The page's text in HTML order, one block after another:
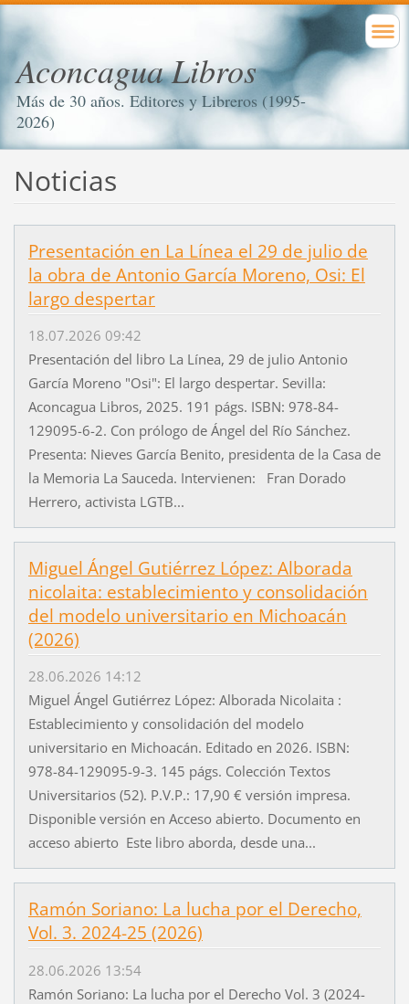
Aconcagua Libros
Más de 30 años. Editores y Libreros (1995-
2026)
Noticias
Presentación en La Línea el 29 de julio de
la obra de Antonio García Moreno, Osi: El
largo despertar
18.07.2026 09:42
Presentación del libro La Línea, 29 de julio Antonio
García Moreno "Osi": El largo despertar. Sevilla:
Aconcagua Libros, 2025. 191 págs. ISBN: 978-84-
129095-6-2. Con prólogo de Ángel del Río Sánchez.
Presenta: Nieves García Benito, presidenta de la Casa de
la Memoria La Sauceda. Intervienen: Fran Dorado
Herrero, activista LGTB...
Miguel Ángel Gutiérrez López: Alborada
nicolaita: establecimiento y consolidación
del modelo universitario en Michoacán
(2026)
28.06.2026 14:12
Miguel Ángel Gutiérrez López: Alborada Nicolaita :
Establecimiento y consolidación del modelo
universitario en Michoacán. Editado en 2026. ISBN:
978-84-129095-9-3. 145 págs. Colección Textos
Universitarios (52). P.V.P.: 17,90 € versión impresa.
Disponible versión en Acceso abierto. Documento en
acceso abierto Este libro aborda, desde una...
Ramón Soriano: La lucha por el Derecho,
Vol. 3. 2024-25 (2026)
28.06.2026 13:54
Ramón Soriano: La lucha por el Derecho Vol. 3 (2024-